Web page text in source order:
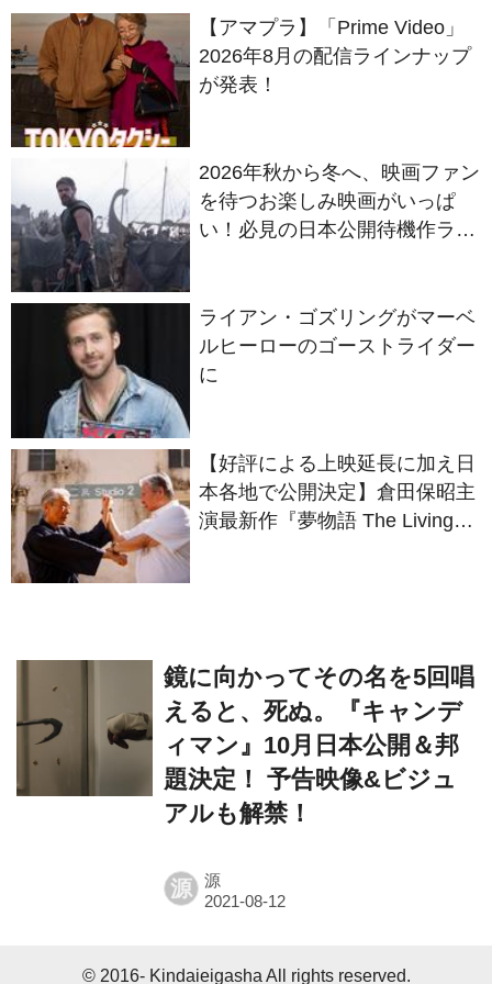
【アマプラ】「Prime Video」
2026年8月の配信ラインナップ
が発表！
2026年秋から冬へ、映画ファン
を待つお楽しみ映画がいっぱ
い！必見の日本公開待機作ライ
ライアン・ゴズリングがマーベ
ルヒーローのゴーストライダー
に
【好評による上映延長に加え日
本各地で公開決定】倉田保昭主
演最新作『夢物語 The Living
鏡に向かってその名を5回唱
えると、死ぬ。『キャンデ
ィマン』10月日本公開＆邦
題決定！ 予告映像&ビジュ
アルも解禁！
源 源
© 2016- Kindaieigasha All rights reserved.